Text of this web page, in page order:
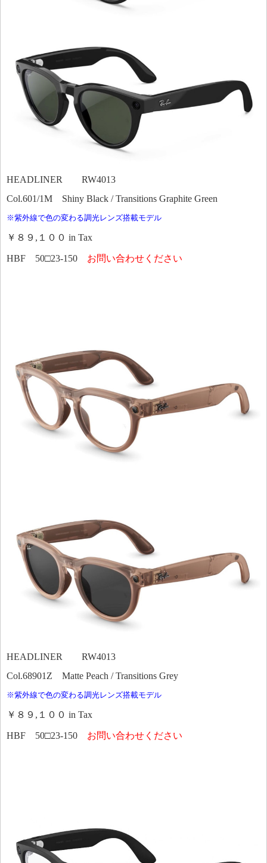
HEADLINER RW4013
Col.601/1M Shiny Black / Transitions Graphite Green
※紫外線で色の変わる調光レンズ搭載モデル
￥８９,１００ in Tax
HBF 50□23-150 お問い合わせください
HEADLINER RW4013
Col.68901Z Matte Peach / Transitions Grey
※紫外線で色の変わる調光レンズ搭載モデル
￥８９,１００ in Tax
HBF 50□23-150 お問い合わせください